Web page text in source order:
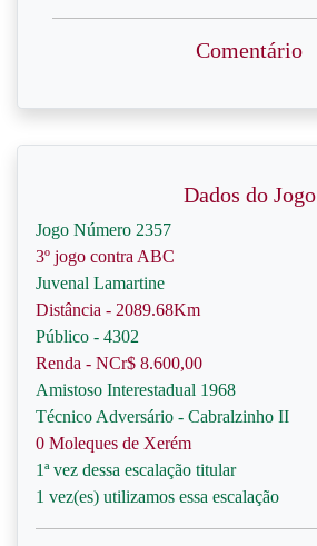
Comentário
Dados do Jogo
Jogo Número 2357
3º jogo contra ABC
Juvenal Lamartine
Distância - 2089.68Km
Público - 4302
Renda - NCr$ 8.600,00
Amistoso Interestadual 1968
Técnico Adversário - Cabralzinho II
0 Moleques de Xerém
1ª vez dessa escalação titular
1 vez(es) utilizamos essa escalação